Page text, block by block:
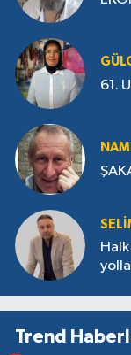
61.
Trend